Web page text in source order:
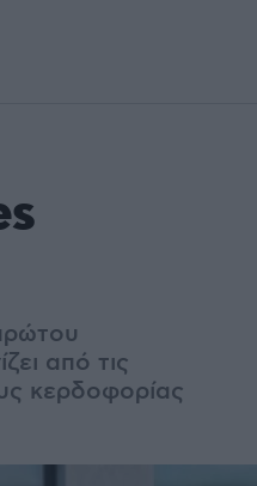
από τις
κερδοφορίας